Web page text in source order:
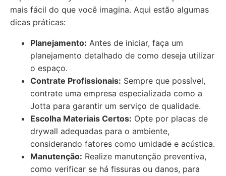
mais fácil do que você imagina. Aqui estão algumas
dicas práticas:
Planejamento: Antes de iniciar, faça um
planejamento detalhado de como deseja utilizar
o espaço.
Contrate Profissionais: Sempre que possível,
contrate uma empresa especializada como a
Jotta para garantir um serviço de qualidade.
Escolha Materiais Certos: Opte por placas de
drywall adequadas para o ambiente,
considerando fatores como umidade e acústica.
Manutenção: Realize manutenção preventiva,
como verificar se há fissuras ou danos, para